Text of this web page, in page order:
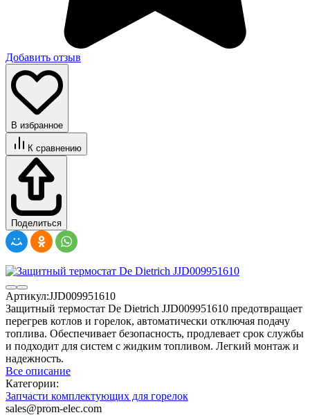
Добавить отзыв
В избранное
К сравнению
Поделиться
Артикул:JJD009951610
Защитный термостат De Dietrich JJD009951610 предотвращает
перегрев котлов и горелок, автоматически отключая подачу
топлива. Обеспечивает безопасность, продлевает срок службы
и подходит для систем с жидким топливом. Легкий монтаж и
надежность.
Все описание
Категории:
Запчасти комплектующих для горелок
sales@prom-elec.com